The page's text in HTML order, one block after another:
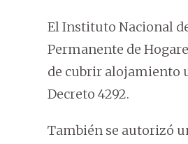
El Instituto Nacional
Permanente de
de cubrir alojamiento
Decreto 4292.
También se autorizó